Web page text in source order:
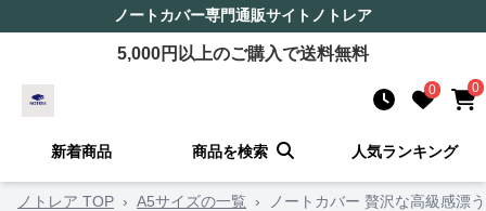
ノートカバー専門通販サイト ノトレア
5,000円以上のご購入で送料無料
0 0
新着商品 商品を検索 人気ランキング
ノトレア TOP › A5サイズの一覧 › ノートカバー 贅沢な高級感漂